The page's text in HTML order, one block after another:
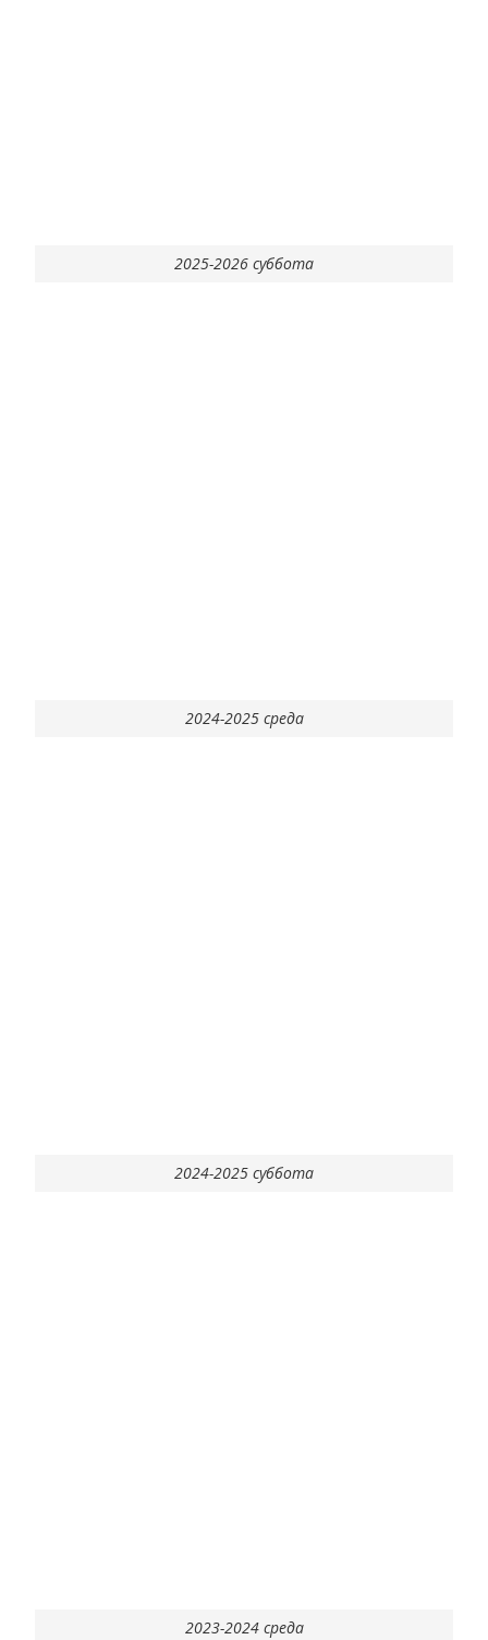
2025-2026 суббота
2024-2025 среда
2024-2025 суббота
2023-2024 среда